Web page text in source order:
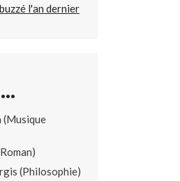
l'an dernier
(Musique
(Philosophie)